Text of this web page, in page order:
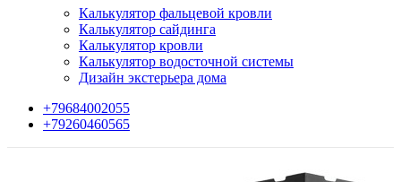
Калькулятор фальцевой кровли
Калькулятор сайдинга
Калькулятор кровли
Калькулятор водосточной системы
Дизайн экстерьера дома
+79684002055
+79260460565